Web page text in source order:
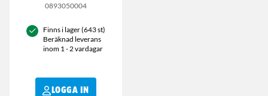
0893050004
Finns i lager (643 st)
Beräknad leverans
inom 1 - 2 vardagar
LOGGA IN